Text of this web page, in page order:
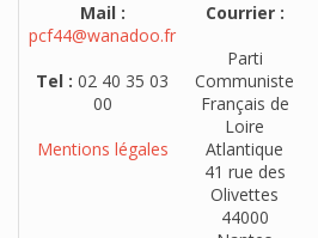
Mail :
pcf44@wanadoo.fr
Tel : 02 40 35 03
00
Mentions légales
Courrier :
Parti
Communiste
Français de
Loire
Atlantique
41 rue des
Olivettes
44000